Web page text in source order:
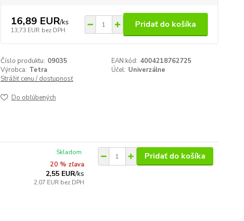
16,89 EUR/ks
13,73 EUR bez DPH
Pridať do košíka
Číslo produktu: 09035 EAN kód: 4004218762725
Výrobca: Tetra Účel: Univerzálne
Strážiť cenu / dostupnosť
Do obľúbených
20 % zľava
2,55 EUR/ks
2,07 EUR bez DPH
Skladom Pridať do košíka